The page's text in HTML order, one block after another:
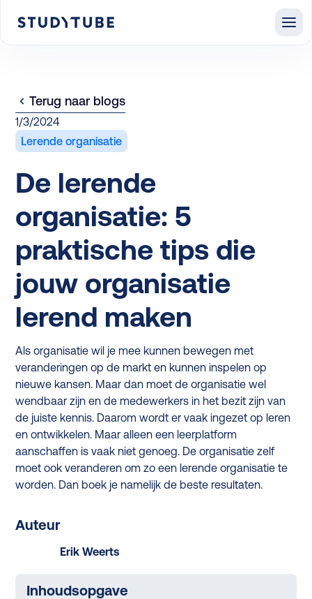
1/3/2024
Lerende organisatie
De lerende
organisatie: 5
praktische tips die
jouw organisatie
lerend maken
Als organisatie wil je mee kunnen bewegen met
veranderingen op de markt en kunnen inspelen op
nieuwe kansen. Maar dan moet de organisatie wel
wendbaar zijn en de medewerkers in het bezit zijn van
de juiste kennis. Daarom wordt er vaak ingezet op leren
en ontwikkelen. Maar alleen een leerplatform
aanschaffen is vaak niet genoeg. De organisatie zelf
moet ook veranderen om zo een lerende organisatie te
worden. Dan boek je namelijk de beste resultaten.
Terug naar blogs
Auteur
Erik Weerts
Inhoudsopgave